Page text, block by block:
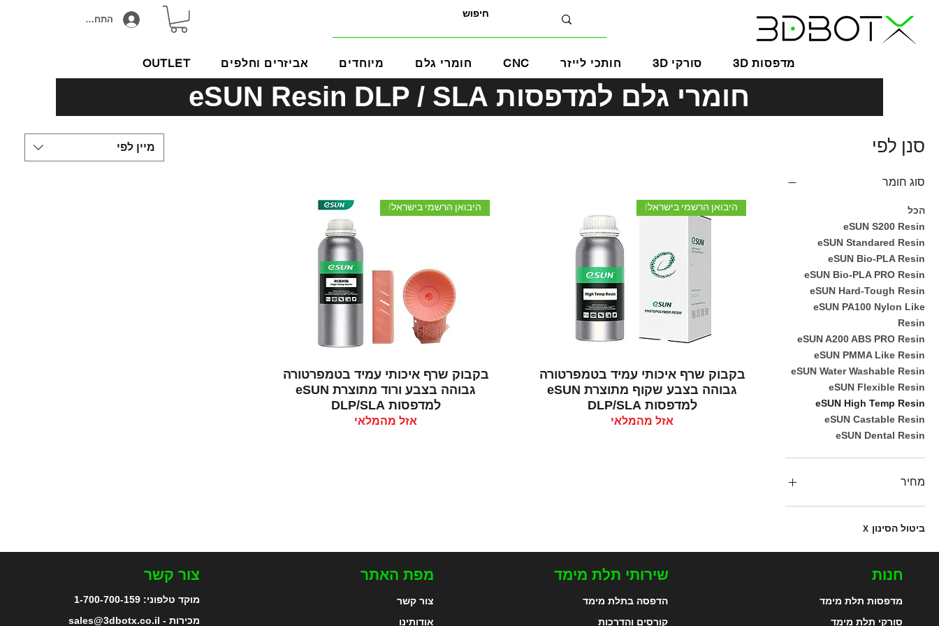
התחבר/הירשם
OUTLET אביזרים וחלפים מיוחדים חומרי גלם CNC חותכי לייזר 3D סורקי 3D מדפסות
חומרי גלם למדפסות eSUN Resin DLP / SLA
סנן לפי
סוג חומר
הכל
eSUN S200 Resin
eSUN Standared Resin
eSUN Bio-PLA Resin
eSUN Bio-PLA PRO Resin
eSUN Hard-Tough Resin
eSUN PA100 Nylon Like
Resin
eSUN A200 ABS PRO Resin
eSUN PMMA Like Resin
eSUN Water Washable Resin
eSUN Flexible Resin
eSUN High Temp Resin
eSUN Castable Resin
eSUN Dental Resin
מחיר
ביטול הסינון X
מיין לפי
תצוגה מהירה
היבואן הרשמי בישראל!
בקבוק שרף איכותי עמיד בטמפרטורה
גבוהה בצבע שקוף מתוצרת eSUN
למדפסות DLP/SLA
אזל מהמלאי
תצוגה מהירה
היבואן הרשמי בישראל!
בקבוק שרף איכותי עמיד בטמפרטורה
גבוהה בצבע ורוד מתוצרת eSUN
למדפסות DLP/SLA
אזל מהמלאי
צור קשר
מוקד טלפוני:1-700-700-159
מכירות - sales@3dbotx.co.il
מפת האתר
צור קשר
אודותינו
שירותי תלת מימד
הדפסה בתלת מימד
קורסים והדרכות
חנות
מדפסות תלת מימד
סורקי תלת מימד